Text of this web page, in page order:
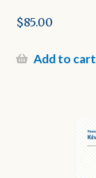
$85.00
Add to cart